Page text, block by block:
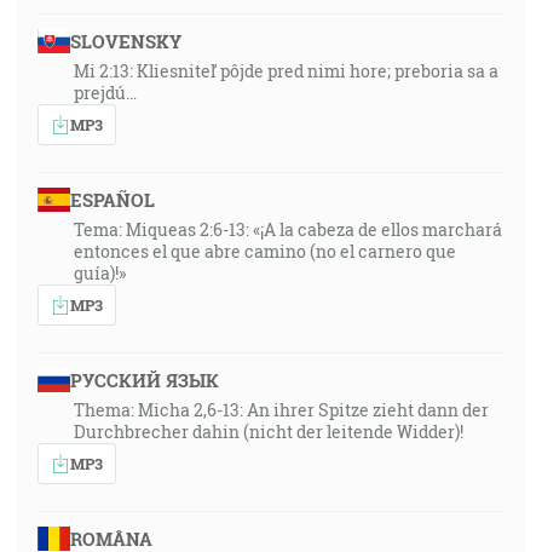
SLOVENSKY
Mi 2:13: Kliesniteľ pôjde pred nimi hore; preboria sa a
prejdú…
MP3
ESPAÑOL
Tema: Miqueas 2:6-13: «¡A la cabeza de ellos marchará
entonces el que abre camino (no el carnero que
guía)!»
MP3
РУССКИЙ ЯЗЫК
Thema: Micha 2,6-13: An ihrer Spitze zieht dann der
Durchbrecher dahin (nicht der leitende Widder)!
MP3
ROMÂNA